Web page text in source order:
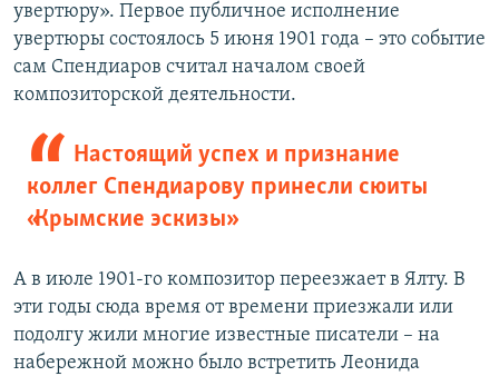
увертюру». Первое публичное исполнение
увертюры состоялось 5 июня 1901 года – это событие
сам Спендиаров считал началом своей
композиторской деятельности.
Настоящий успех и признание
коллег Спендиарову принесли сюиты
«Крымские эскизы»
А в июле 1901-го композитор переезжает в Ялту. В
эти годы сюда время от времени приезжали или
подолгу жили многие известные писатели – на
набережной можно было встретить Леонида